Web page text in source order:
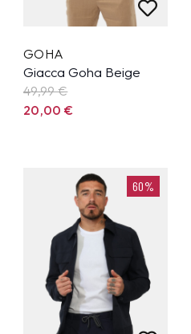
GOHA
Giacca Goha Beige
49,99€
20,00€
60%